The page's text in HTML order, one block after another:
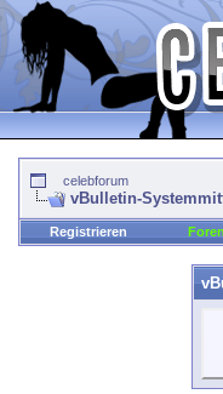
celebforum
vBulletin-
Registrieren